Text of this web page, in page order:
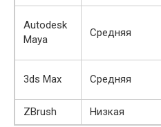
Autodesk
Maya
Средняя
3ds Max Средняя
ZBrush Низкая